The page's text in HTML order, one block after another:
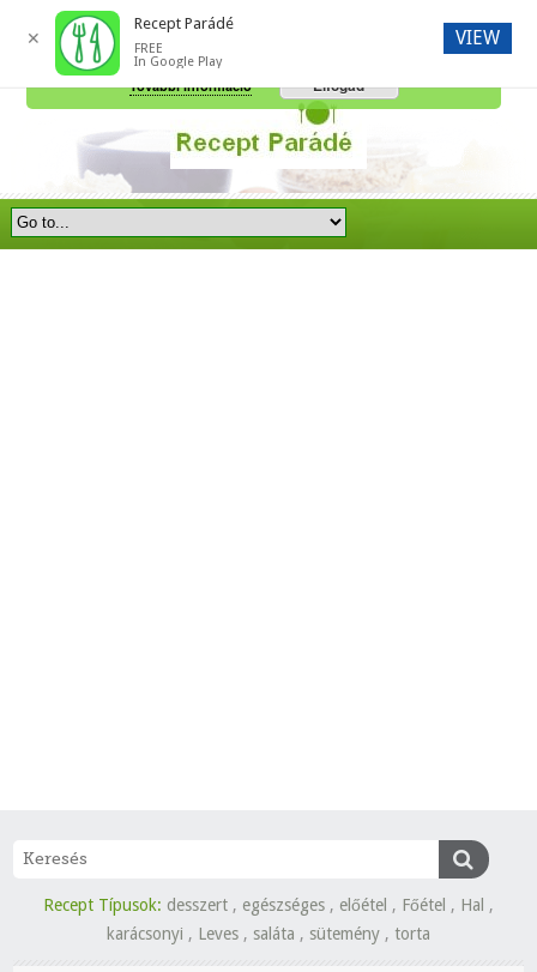
Recept Típusok: desszert , egészséges , előétel , Főétel , Hal ,
karácsonyi , Leves , saláta , sütemény , torta
A honlap további használatához a sütik használatát el kell fogadni.
További információ
Elfogad
✕
Recept Parádé
FREE
In Google Play
VIEW